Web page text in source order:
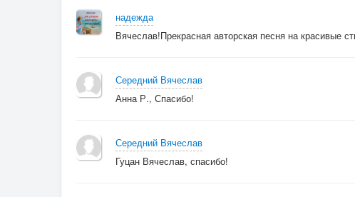
надежда
Вячеслав!Прекрасная авторская песня на красивые
Середний Вячеслав
Анна Р., Спасибо!
Середний Вячеслав
Гуцан Вячеслав, спасибо!